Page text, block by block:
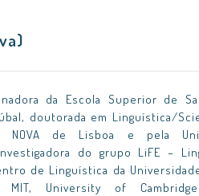
da Escola Superior de
doutorada em Linguística/
NOVA de Lisboa e pela
do grupo LiFE –
de Linguística da
University of